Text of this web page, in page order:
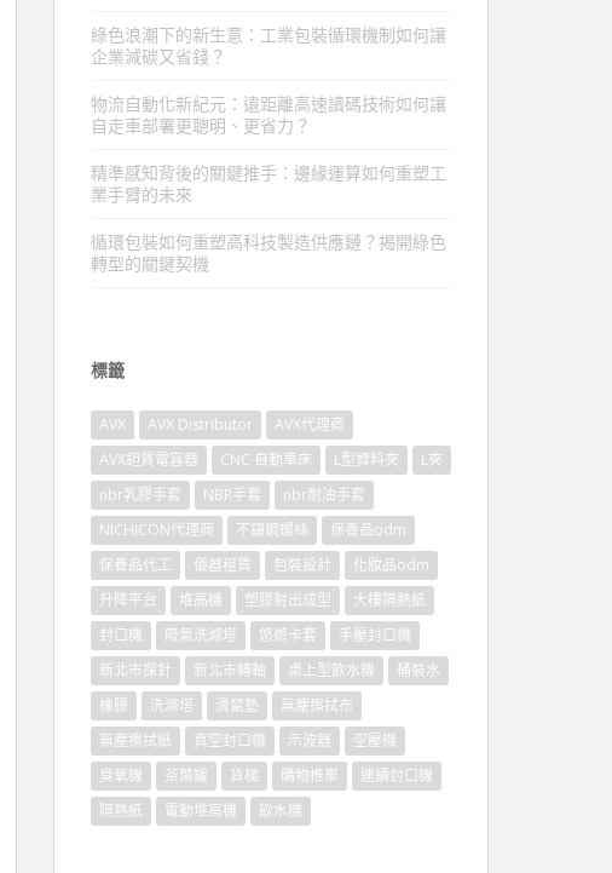
綠色浪潮下的新生意：工業包裝循環機制如何讓
企業減碳又省錢？
物流自動化新紀元：遠距離高速讀碼技術如何讓
自走車部署更聰明、更省力？
精準感知背後的關鍵推手：邊緣運算如何重塑工
業手臂的未來
循環包裝如何重塑高科技製造供應鏈？揭開綠色
轉型的關鍵契機
標籤
AVX AVX Distributor
AVX代理商
AVX鉭質電容器
CNC 自動車床 L型資料夾
L夾
nbr乳膠手套
NBR手套
nbr耐油手套
NICHICON代理商
不鏽鋼螺絲
保養品odm
保養品代工
儀器租賃 包裝設計
化妝品odm
升降平台
堆高機 塑膠射出成型
大樓隔熱紙
封口機
廢氣洗滌塔 悠遊卡套
手壓封口機
新北市探針
新北市轉軸 桌上型飲水機
桶裝水
橡膠
洗滌塔 滑鼠墊
無塵擦拭布
無塵擦拭紙
真空封口機 示波器
空壓機
臭氧機
茶葉罐 貨梯 購物推車
連續封口機
隔熱紙
電動堆高機 飲水機